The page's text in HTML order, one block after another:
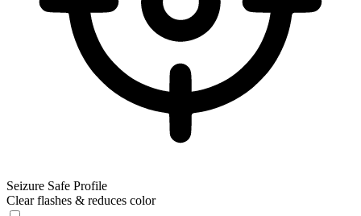
Seizure Safe Profile
Clear flashes & reduces color